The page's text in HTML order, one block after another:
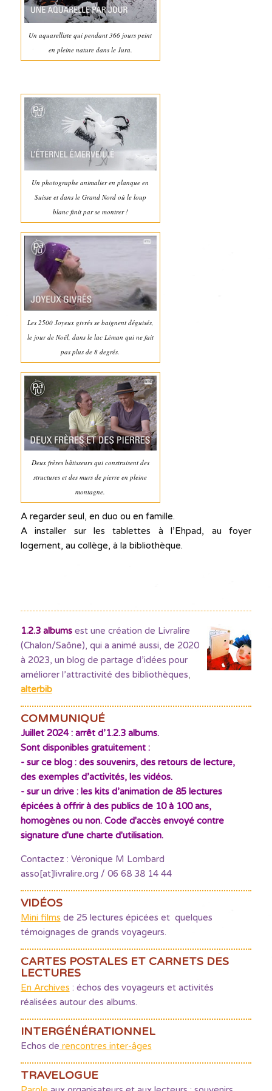
Un aquarelliste qui pendant 366 jours peint
en pleine nature dans le Jura.
Un photographe animalier en planque en
Suisse et dans le Grand Nord où le loup
blanc finit par se montrer !
Les 2500 Joyeux givrés se baignent déguisés,
le jour de Noël, dans le lac Léman qui ne fait
pas plus de 8 degrés.
Deux frères bâtisseurs qui construisent des
structures et des murs de pierre en pleine
montagne.
A regarder seul, en duo ou en famille.
A installer sur les tablettes à l’Ehpad, au foyer
logement, au collège, à la bibliothèque.
1.2.3 albumsest une création de Livralire
(Chalon/Saône), qui a animé aussi, de 2020
à 2023, un blog de partage d’idées pour
améliorer l’attractivité des bibliothèques,
alterbib
COMMUNIQUÉ
Juillet 2024 : arrêt d’1.2.3 albums.
Sont disponibles gratuitement :
- sur ce blog : des souvenirs, des retours de lecture,
des exemples d’activités, les vidéos.
- sur un drive : les kits d’animation de 85 lectures
épicées à offrir à des publics de 10 à 100 ans,
homogènes ou non. Code d'accès envoyé contre
signature d'une charte d'utilisation.
Contactez : Véronique M Lombard
asso[at]livralire.org / 06 68 38 14 44
VIDÉOS
Mini films de 25 lectures épicées et quelques
témoignages de grands voyageurs.
CARTES POSTALES ET CARNETS DES
LECTURES
En Archives : échos des voyageurs et activités
réalisées autour des albums.
INTERGÉNÉRATIONNEL
Echos de rencontres inter-âges
TRAVELOGUE